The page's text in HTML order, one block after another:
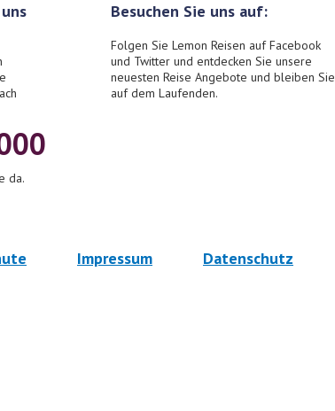
da.
Besuchen Sie uns auf:
Folgen Sie Lemon Reisen auf Facebook
und Twitter und entdecken Sie unsere
neuesten Reise Angebote und bleiben Sie
auf dem Laufenden.
Impressum Datenschutz